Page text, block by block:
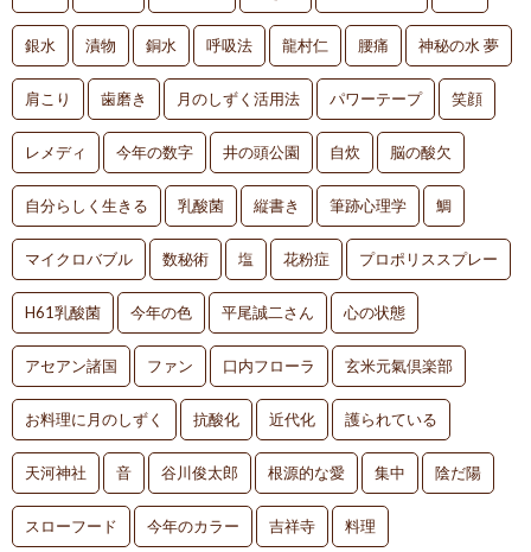
銀水 漬物 銅水 呼吸法 龍村仁 腰痛 神秘の水 夢
肩こり 歯磨き 月のしずく活用法 パワーテープ 笑顔
レメディ 今年の数字 井の頭公園 自炊 脳の酸欠
自分らしく生きる 乳酸菌 縦書き 筆跡心理学 鯛
マイクロバブル 数秘術 塩 花粉症 プロポリススプレー
H61乳酸菌 今年の色 平尾誠二さん 心の状態
アセアン諸国 ファン 口内フローラ 玄米元氣倶楽部
お料理に月のしずく 抗酸化 近代化 護られている
天河神社 音 谷川俊太郎 根源的な愛 集中 陰だ陽
スローフード 今年のカラー 吉祥寺 料理